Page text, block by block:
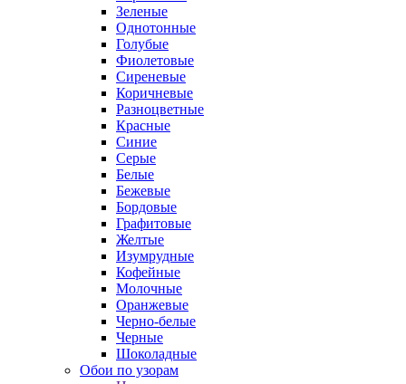
Зеленые
Однотонные
Голубые
Фиолетовые
Сиреневые
Коричневые
Разноцветные
Красные
Синие
Серые
Белые
Бежевые
Бордовые
Графитовые
Желтые
Изумрудные
Кофейные
Молочные
Оранжевые
Черно-белые
Черные
Шоколадные
Обои по узорам